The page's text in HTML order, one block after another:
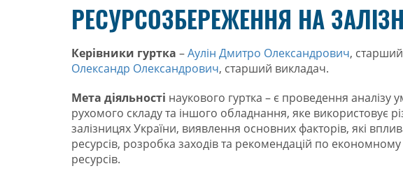
РЕСУРСОЗБЕРЕЖЕННЯ НА
Керівники гуртка –Аулін Дмитро Олександрович,
Олександр Олександрович, старший викладач.
Мета діяльності наукового гуртка – є проведення аналізу
рухомого складу та іншого обладнання, яке використовує
залізницях України, виявлення основних факторів, які
ресурсів, розробка заходів та рекомендацій по
ресурсів.